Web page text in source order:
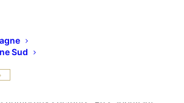
Sud
de société, le « made in
dans tous les médias et se fraye
dans nos rayons. A.Chapellier,
entrepreneur du « made in